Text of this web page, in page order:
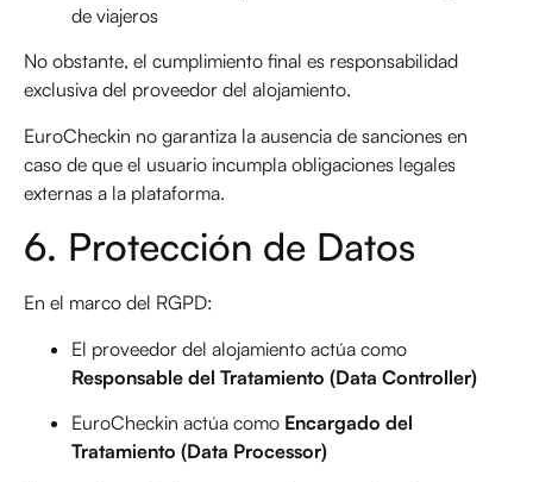
de viajeros
No obstante, el cumplimiento final es responsabilidad
exclusiva del proveedor del alojamiento.
EuroCheckin no garantiza la ausencia de sanciones en
caso de que el usuario incumpla obligaciones legales
externas a la plataforma.
6. Protección de Datos
En el marco del RGPD:
El proveedor del alojamiento actúa como
Responsable del Tratamiento (Data Controller)
EuroCheckin actúa como Encargado del
Tratamiento (Data Processor)